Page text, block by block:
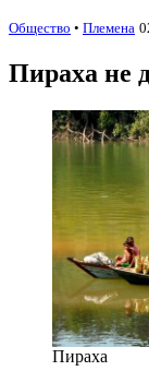
Общество • Племена
Пираха не
Пираха